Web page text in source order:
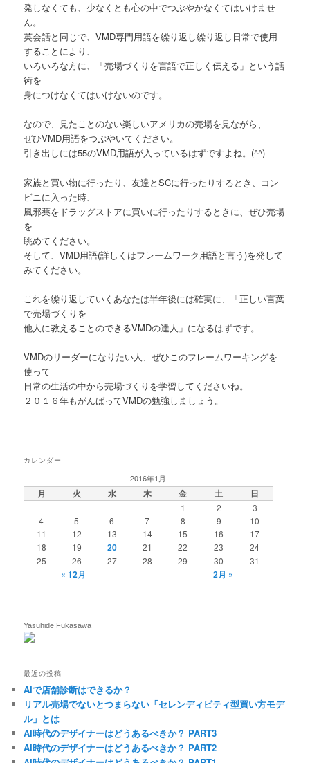
発しなくても、少なくとも心の中でつぶやかなくてはいけませ
ん。
英会話と同じで、VMD専門用語を繰り返し繰り返し日常で使用
することにより、
いろいろな方に、「売場づくりを言語で正しく伝える」という話
術を
身につけなくてはいけないのです。
なので、見たことのない楽しいアメリカの売場を見ながら、
ぜひVMD用語をつぶやいてください。
引き出しには55のVMD用語が入っているはずですよね。(^^)
家族と買い物に行ったり、友達とSCに行ったりするとき、コン
ビニに入った時、
風邪薬をドラッグストアに買いに行ったりするときに、ぜひ売場
を
眺めてください。
そして、VMD用語(詳しくはフレームワーク用語と言う)を発して
みてください。
これを繰り返していくあなたは半年後には確実に、「正しい言葉
で売場づくりを
他人に教えることのできるVMDの達人」になるはずです。
VMDのリーダーになりたい人、ぜひこのフレームワーキングを
使って
日常の生活の中から売場づくりを学習してくださいね。
２０１６年もがんばってVMDの勉強しましょう。
カレンダー
2016年1月
月 火 水 木 金 土 日
1 2
3
4
5 6 7 8 9
10
11
12 13 14 15 16
17
18
19 20 21 22 23
24
25
26 27 28 29 30 31
« 12月 2月 »
Yasuhide Fukasawa
最近の投稿
AIで店舗診断はできるか？
リアル売場でないとつまらない「セレンディピティ型買い方モデ
ル」とは
AI時代のデザイナーはどうあるべきか？ PART3
AI時代のデザイナーはどうあるべきか？ PART2